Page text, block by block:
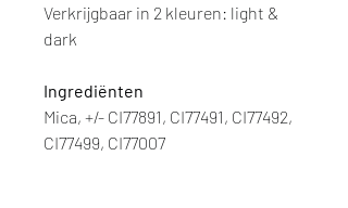
Verkrijgbaar in 2 kleuren: light &
dark
Ingrediënten
Mica, +/- CI77891, CI77491, CI77492,
CI77499, CI77007